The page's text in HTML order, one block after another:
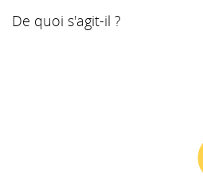
De quoi s'agit-il ?